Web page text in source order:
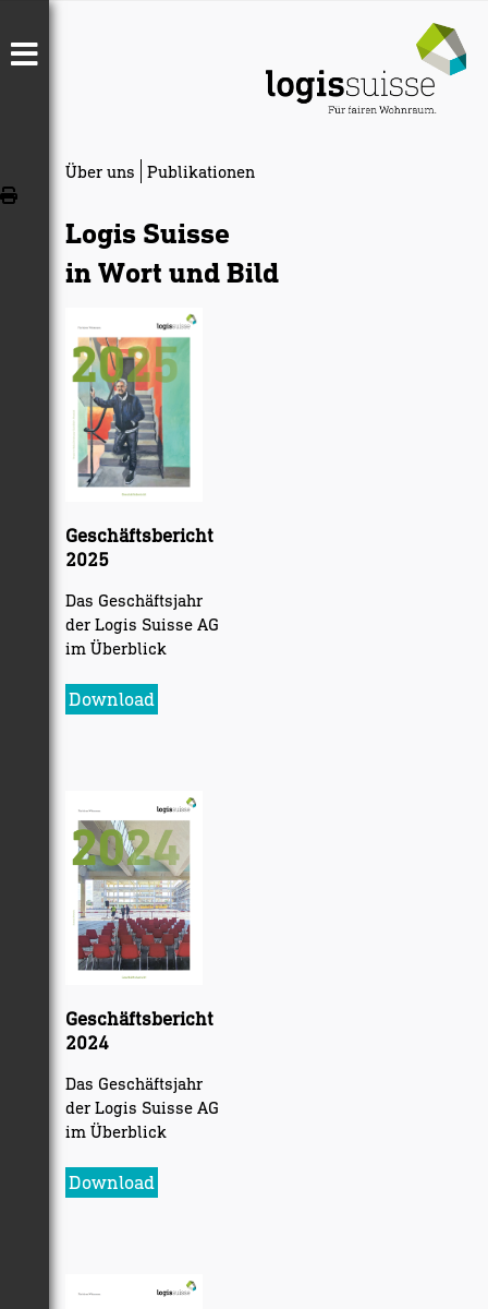
Über uns Publikationen
Logis Suisse
in Wort und Bild
Geschäftsbericht
2025
Das Geschäftsjahr
der Logis Suisse AG
im Überblick
Download
Geschäftsbericht
2024
Das Geschäftsjahr
der Logis Suisse AG
im Überblick
Download